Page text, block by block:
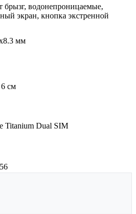
брызг, водонепроницаемые,
экран, кнопка экстренной
мм
см
Titanium Dual SIM